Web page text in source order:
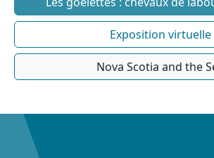
Exposition virtuelle
Nova Scotia and the